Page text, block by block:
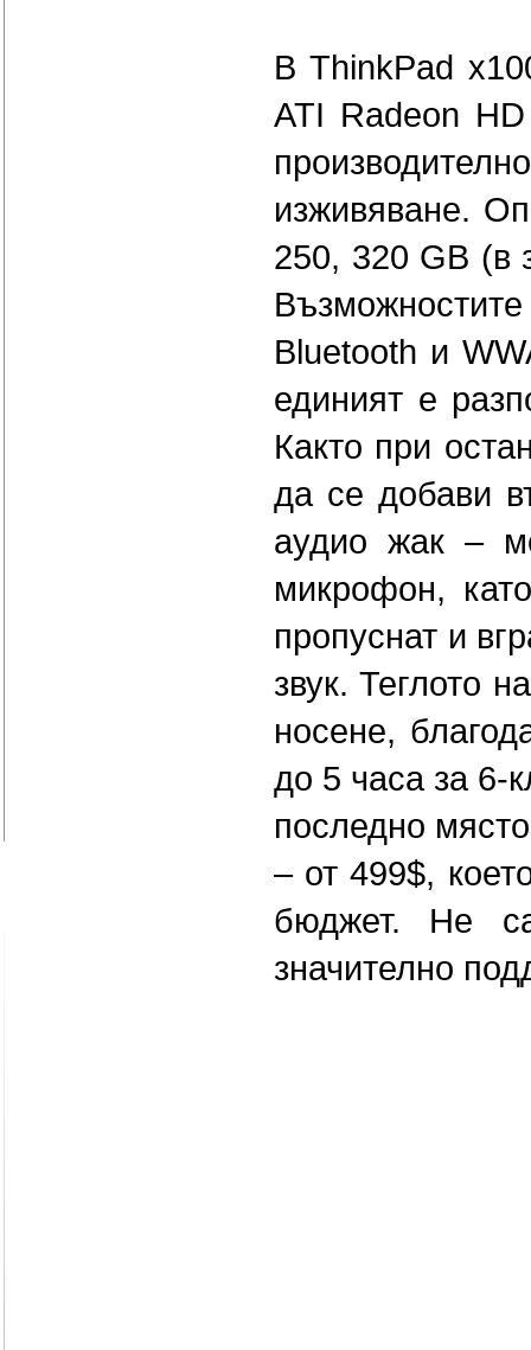
В ТhinkPad
ATI Radeon
изживяване.
250, 320 GB (в
Bluetooth и
единият е
Както при
да се добави
аудио жак –
микрофон,
пропуснат и
звук. Теглото
носене,
до 5 часа за 6-
последно
– от 499$,
бюджет. Не
значително